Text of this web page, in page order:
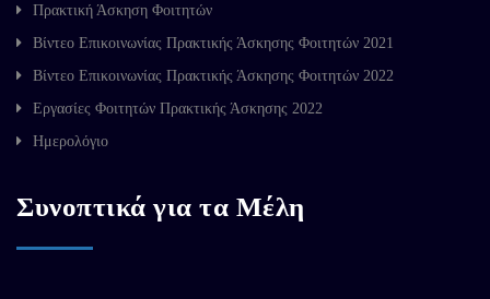
Πρακτική Άσκηση Φοιτητών
Βίντεο Επικοινωνίας Πρακτικής Άσκησης Φοιτητών 2021
Βίντεο Επικοινωνίας Πρακτικής Άσκησης Φοιτητών 2022
Εργασίες Φοιτητών Πρακτικής Άσκησης 2022
Ημερολόγιο
Συνοπτικά για τα Μέλη